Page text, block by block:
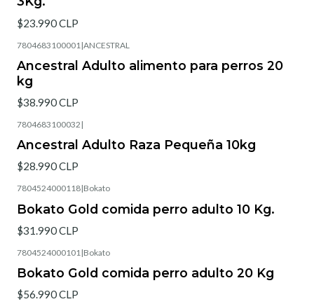
$23.990 CLP
7804683100001 |ANCESTRAL
Ancestral Adulto alimento para perros 20
kg
$38.990 CLP
7804683100032 |
Ancestral Adulto Raza Pequeña 10kg
$28.990 CLP
7804524000118|Bokato
Bokato Gold comida perro adulto 10 Kg.
$31.990 CLP
7804524000101 |Bokato
Bokato Gold comida perro adulto 20 Kg
$56.990 CLP